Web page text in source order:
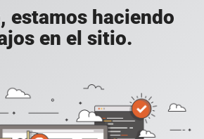
estamos haciendo
en el sitio.